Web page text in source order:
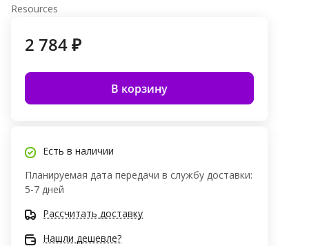
Resources
2 784 ₽
В корзину
Есть в наличии
Планируемая дата передачи в службу доставки:
5-7 дней
Рассчитать доставку
Нашли дешевле?